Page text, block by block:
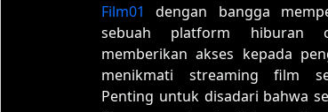
Film01
dengan bangga
sebuah platform hiburan
memberikan akses kepada
menikmati streaming film
Penting untuk disadari bahwa